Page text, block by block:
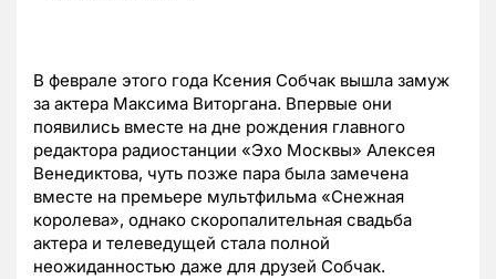
В феврале этого года Ксения Собчак вышла замуж
за актера Максима Виторгана. Впервые они
появились вместе на дне рождения главного
редактора радиостанции «Эхо Москвы» Алексея
Венедиктова, чуть позже пара была замечена
вместе на премьере мультфильма «Снежная
королева», однако скоропалительная свадьба
актера и телеведущей стала полной
неожиданностью даже для друзей Собчак.